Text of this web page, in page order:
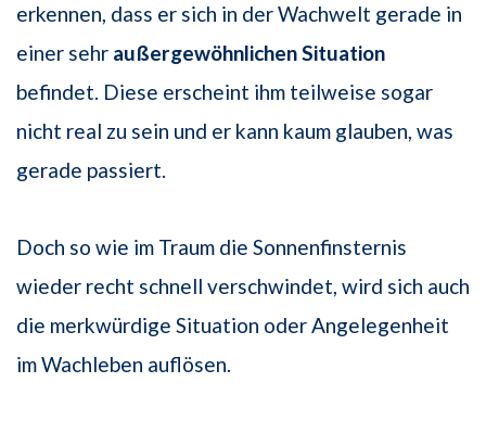
erkennen, dass er sich in der Wachwelt gerade in
einer sehr außergewöhnlichen Situation
befindet. Diese erscheint ihm teilweise sogar
nicht real zu sein und er kann kaum glauben, was
gerade passiert.
Doch so wie im Traum die Sonnenfinsternis
wieder recht schnell verschwindet, wird sich auch
die merkwürdige Situation oder Angelegenheit
im Wachleben auflösen.